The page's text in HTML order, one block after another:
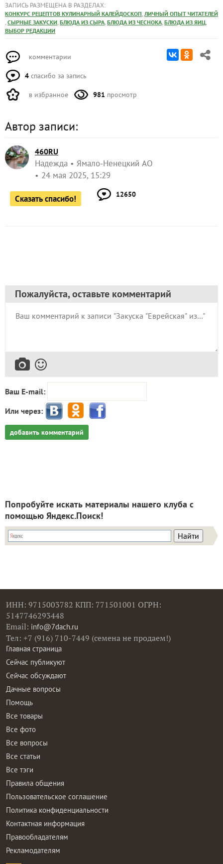
ЗАПИСЬ РАЗМЕЩЕНА В РАЗДЕЛАХ:
КОНКУРС РЕЦЕПТОВ КУЛИНАРНЫЙ КАЛЕЙДОСКОП, ЛИЧНЫЙ ОПЫТ ЧИТАТЕЛЕЙ
, СЫРНЫЕ ЗАКУСКИ, БЛЮДА ИЗ СЫРА, БЛЮДА ИЗ ЧЕСНОКА, БЛЮДА ИЗ ЯИЦ,
ВЫБОР РЕДАКЦИИ
комментарии
4 спасибо за запись
в избранное 981 просмотр
Автор записи:
460RU
Надежда
Ямало-Ненецкий АО
24 мая 2025, 15:29
Сказать спасибо! 12650
Пожалуйста, оставьте комментарий
Ваш E-mail:
Или через:
добавить комментарий
Попробуйте искать материалы нашего клуба с
помощью Яндекс.Поиск!
ИНН: 9715003782 КПП: 771501001 ОГРН:
5147746293448
Email: info@7dach.ru
Тел: +7 (916) 710-7449 (семена не продаем!)
Главная страница
Сейчас публикуют
Сейчас обсуждают
Дачные вопросы
Помощь
Все товары
Все фото
Все вопросы
Все статьи
Все тэги
Правила общения
Пользовательское соглашение
Политика конфиденциальности
Контактная информация
Правообладателям
Рекламодателям